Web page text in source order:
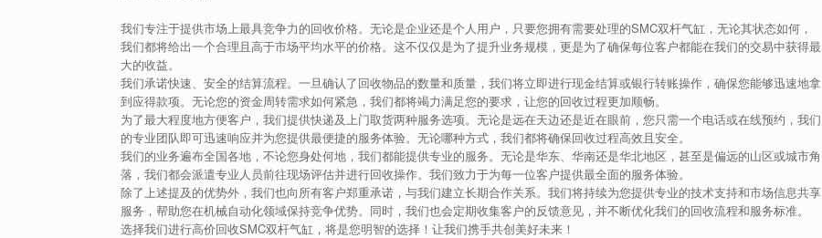
我们专注于提供市场上最具竞争力的回收价格。无论是企业还是个人用户，只要您拥有需要处理的SMC双杆气缸，无论其状态如何，
我们都将给出一个合理且高于市场平均水平的价格。这不仅仅是为了提升业务规模，更是为了确保每位客户都能在我们的交易中获得最
大的收益。
我们承诺快速、安全的结算流程。一旦确认了回收物品的数量和质量，我们将立即进行现金结算或银行转账操作，确保您能够迅速地拿
到应得款项。无论您的资金周转需求如何紧急，我们都将竭力满足您的要求，让您的回收过程更加顺畅。
为了最大程度地方便客户，我们提供快递及上门取货两种服务选项。无论是远在天边还是近在眼前，您只需一个电话或在线预约，我们
的专业团队即可迅速响应并为您提供最便捷的服务体验。无论哪种方式，我们都将确保回收过程高效且安全。
我们的业务遍布全国各地，不论您身处何地，我们都能提供专业的服务。无论是华东、华南还是华北地区，甚至是偏远的山区或城市角
落，我们都会派遣专业人员前往现场评估并进行回收操作。我们致力于为每一位客户提供最全面的服务体验。
除了上述提及的优势外，我们也向所有客户郑重承诺，与我们建立长期合作关系。我们将持续为您提供专业的技术支持和市场信息共享
服务，帮助您在机械自动化领域保持竞争优势。同时，我们也会定期收集客户的反馈意见，并不断优化我们的回收流程和服务标准。
选择我们进行高价回收SMC双杆气缸，将是您明智的选择！让我们携手共创美好未来！